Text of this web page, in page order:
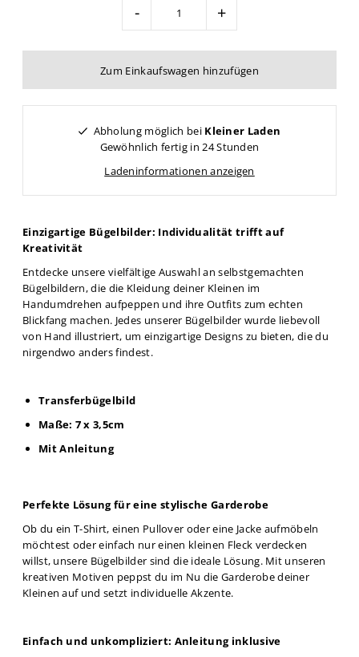
- +
Abholung möglich bei Kleiner Laden
Gewöhnlich fertig in 24 Stunden
Ladeninformationen anzeigen
Einzigartige Bügelbilder: Individualität trifft auf
Kreativität
Entdecke unsere vielfältige Auswahl an selbstgemachten
Bügelbildern, die die Kleidung deiner Kleinen im
Handumdrehen aufpeppen und ihre Outfits zum echten
Blickfang machen. Jedes unserer Bügelbilder wurde liebevoll
von Hand illustriert, um einzigartige Designs zu bieten, die du
nirgendwo anders findest.
Transferbügelbild
Maße: 7 x 3,5cm
Mit Anleitung
Perfekte Lösung für eine stylische Garderobe
Ob du ein T-Shirt, einen Pullover oder eine Jacke aufmöbeln
möchtest oder einfach nur einen kleinen Fleck verdecken
willst, unsere Bügelbilder sind die ideale Lösung. Mit unseren
kreativen Motiven peppst du im Nu die Garderobe deiner
Kleinen auf und setzt individuelle Akzente.
Einfach und unkompliziert: Anleitung inklusive